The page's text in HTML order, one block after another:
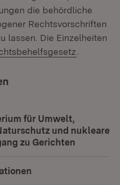
die behördliche
Rechtsvorschriften
lassen. Die Einzelheiten
für Umwelt,
und nukleare
zu Gerichten